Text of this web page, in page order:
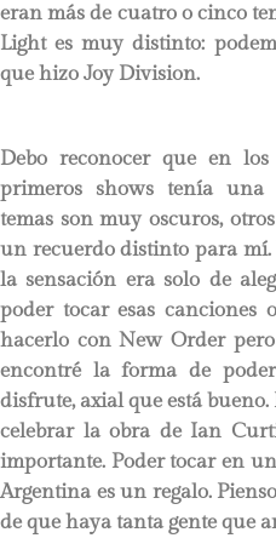
eran más de cuatro o cinco
Light es muy distinto:
que hizo Joy Division.
Debo reconocer que en
primeros shows tenía una
temas son muy oscuros,
un recuerdo distinto para mí.
la sensación era solo de
poder tocar esas canciones
hacerlo con New Order
encontré la forma de
disfrute, axial que está
celebrar la obra de Ian
importante. Poder tocar en
Argentina es un regalo.
de que haya tanta gente que